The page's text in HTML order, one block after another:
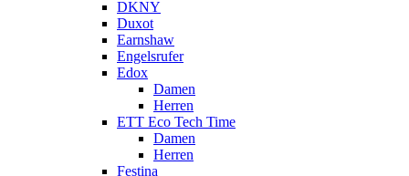
DKNY
Duxot
Earnshaw
Engelsrufer
Edox
Damen
Herren
ETT Eco Tech Time
Damen
Herren
Festina